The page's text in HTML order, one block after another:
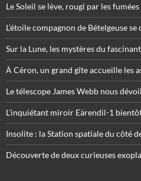
Le Soleil se lève, rougi par les
L’étoile compagnon de Bételgeuse
Sur la Lune, les mystères du
À Céron, un grand gîte accueille les
Le télescope James Webb nous
L’inquiétant miroir Eärendil-1
Insolite : la Station spatiale du côté
Découverte de deux curieuses